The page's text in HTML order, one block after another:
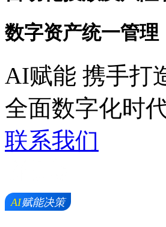
数字资产统一管理
AI赋能 携手打
全面数字化时代
联系我们